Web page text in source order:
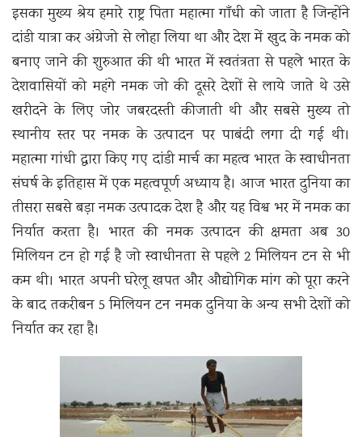
इसका मुख्य श्रेय हमारे राष्ट्र पिता महात्मा गाँधी को जाता है जिन्होंने
दांडी यात्रा कर अंग्रेजो से लोहा लिया था और देश में खुद के नमक को
बनाए जाने की शुरुआत की थी भारत में स्वतंत्रता से पहले भारत के
देशवासियों को महंगे नमक जो की दूसरे देशों से लाये जाते थे उसे
खरीदने के लिए जोर जबरदस्ती कीजाती थी और सबसे मुख्य तो
स्थानीय स्तर पर नमक के उत्पादन पर पाबंदी लगा दी गई थी।
महात्मा गांधी द्वारा किए गए दांडी मार्च का महत्व भारत के स्वाधीनता
संघर्ष के इतिहास में एक महत्वपूर्ण अध्याय है। आज भारत दुनिया का
तीसरा सबसे बड़ा नमक उत्पादक देश है और यह विश्व भर में नमक का
निर्यात करता है। भारत की नमक उत्पादन की क्षमता अब 30
मिलियन टन हो गई है जो स्वाधीनता से पहले 2 मिलियन टन से भी
कम थी। भारत अपनी घरेलू खपत और औद्योगिक मांग को पूरा करने
के बाद तकरीबन 5 मिलियन टन नमक दुनिया के अन्य सभी देशों को
निर्यात कर रहा है।